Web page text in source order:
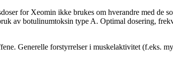
for Xeomin ikke brukes om hverandre med de
av botulinumtoksin type A. Optimal dosering,
Generelle forstyrrelser i muskelaktivitet (f.eks.